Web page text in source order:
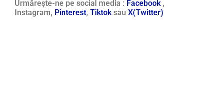
Urmărește-ne pe social media : Facebook ,
Instagram, Pinterest, Tiktok sau X(Twitter)